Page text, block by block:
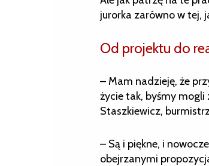
jurorka zarówno w tej,
Od projektu do
– Mam nadzieję, że
życie tak, byśmy mogli
Staszkiewicz,
– Są i piękne, i
obejrzanymi